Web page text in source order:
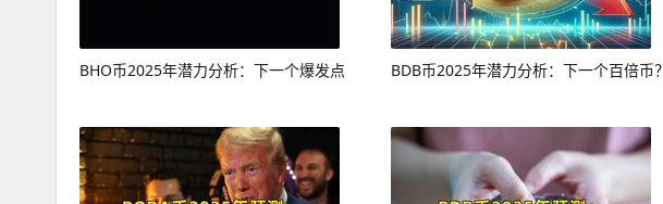
BHO币2025年潜力分析：下一个爆发点 BDB币2025年潜力分析：下一个百倍币？